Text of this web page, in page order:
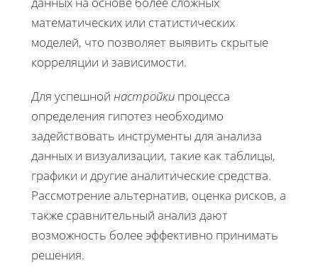
математических или статистических
моделей, что позволяет выявить скрытые
корреляции и зависимости.
Для успешной настройки процесса
определения гипотез необходимо
задействовать инструменты для анализа
данных и визуализации, такие как таблицы,
графики и другие аналитические средства.
Рассмотрение альтернатив, оценка рисков, а
также сравнительный анализ дают
возможность более эффективно принимать
решения.